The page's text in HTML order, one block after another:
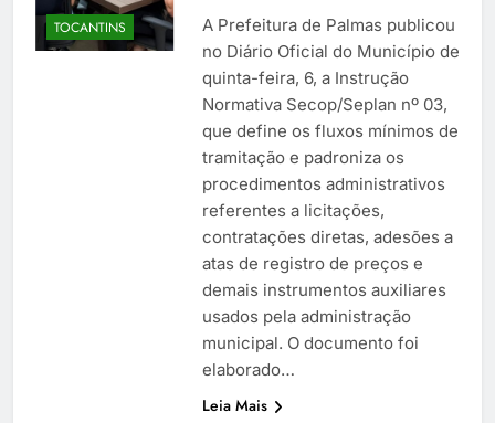
TOCANTINS
A Prefeitura de Palmas publicou
no Diário Oficial do Município de
quinta-feira, 6, a Instrução
Normativa Secop/Seplan nº 03,
que define os fluxos mínimos de
tramitação e padroniza os
procedimentos administrativos
referentes a licitações,
contratações diretas, adesões a
atas de registro de preços e
demais instrumentos auxiliares
usados pela administração
municipal. O documento foi
elaborado…
Leia Mais